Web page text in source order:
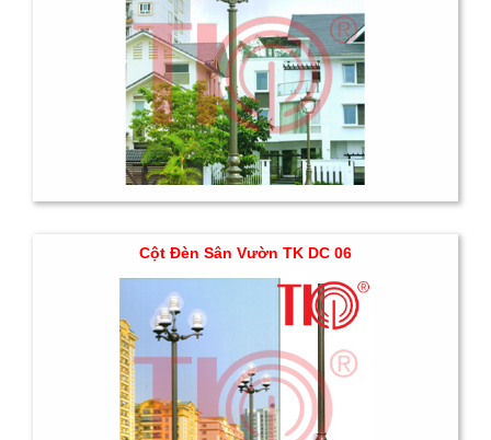
Cột Đèn Sân Vườn TK DC 06